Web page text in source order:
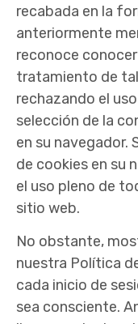
recabada en la
anteriormente
reconoce
tratamiento de
rechazando el
selección de la
en su navegador.
de cookies en su
el uso pleno de
sitio web.
No obstante,
nuestra Política
cada inicio de
sea consciente.